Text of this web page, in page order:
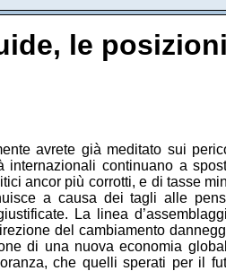
le
avrete già meditato sui
continuano a
ancor più corrotti, e di tasse
a causa dei tagli alle
La linea
del cambiamento
di una nuova economia
che quelli sperati per il